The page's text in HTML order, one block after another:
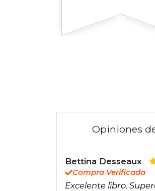
Opiniones
Bettina Desseaux
Compra Verificada
Excelente libro.